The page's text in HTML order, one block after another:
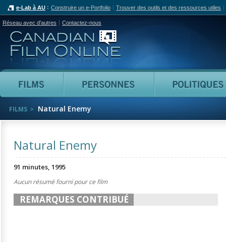
e-Lab à AU Construire un e-Portfolio Trouver des outils et des ressources utiles
Réseau avec d'autres Contactez-nous
Canadian Film Online
Films Personnes
FILMS Natural Enemy
Natural Enemy
91 minutes, 1995
Aucun résumé fourni pour ce film
REMARQUES CONTRIBUÉ